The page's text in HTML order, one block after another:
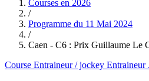
Courses en 2026
/
Programme du 11 Mai 2024
/
Caen - C6 : Prix Guillaume Le
Course Entraineur / jockey Entraineur